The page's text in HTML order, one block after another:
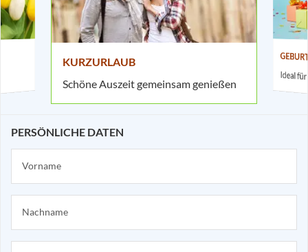
KURZURLAUB
Schöne Auszeit gemeinsam genießen
Ideal
PERSÖNLICHE DATEN